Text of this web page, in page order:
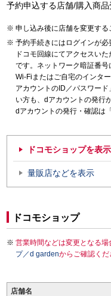
予約申込する店舗/購入商品
申し込み後に店舗を変更する
予約手続きにはログインが必
ドコモ回線にてアクセスい
です。ネットワーク暗証番号
Wi-Fiまたはご自宅のインタ
アカウントのID／パスワー
い方も、dアカウントの発行
dアカウントの発行・確認は「
ドコモショップを表示
量販店などを表示
ドコモショップ
営業時間などは変更となる
プ／d gardenからご確認くだ
店舗名